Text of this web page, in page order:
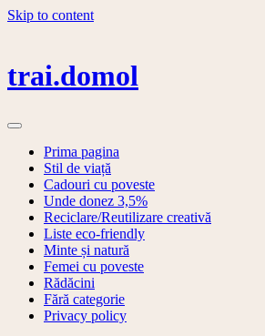
Skip to content
trai.domol
Prima pagina
Stil de viață
Cadouri cu poveste
Unde donez 3,5%
Reciclare/Reutilizare creativă
Liste eco-friendly
Minte și natură
Femei cu poveste
Rădăcini
Fără categorie
Privacy policy